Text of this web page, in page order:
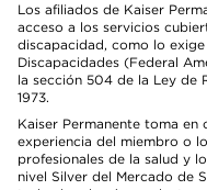
Los afiliados de Kaiser
acceso a los servicios
discapacidad, como lo
Discapacidades (Federal
la sección 504 de la Ley de
1973.
Kaiser Permanente toma en
experiencia del miembro o
profesionales de la salud y
nivel Silver del Mercado de